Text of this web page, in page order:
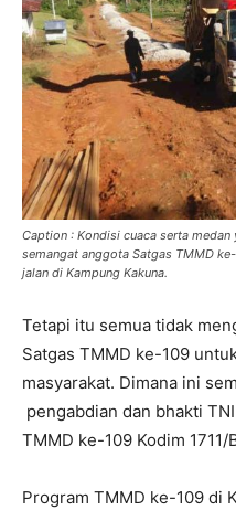
Caption : Kondisi cuaca serta
semangat anggota Satgas TMMD
jalan di Kampung Kakuna.
Tetapi itu semua tidak
Satgas TMMD ke-109
masyarakat. Dimana ini
pengabdian dan bhakti
TMMD ke-109 Kodim 1711/
Program TMMD ke-109 di